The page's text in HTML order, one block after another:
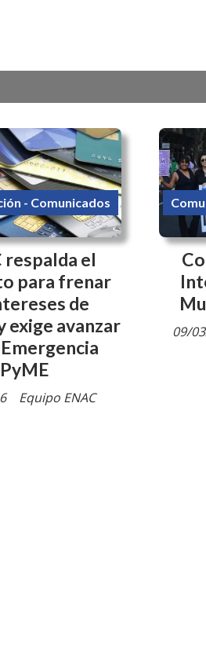
respalda el
para frenar
de
exige avanzar
PyME
Equipo ENAC
- Comunicados
09/